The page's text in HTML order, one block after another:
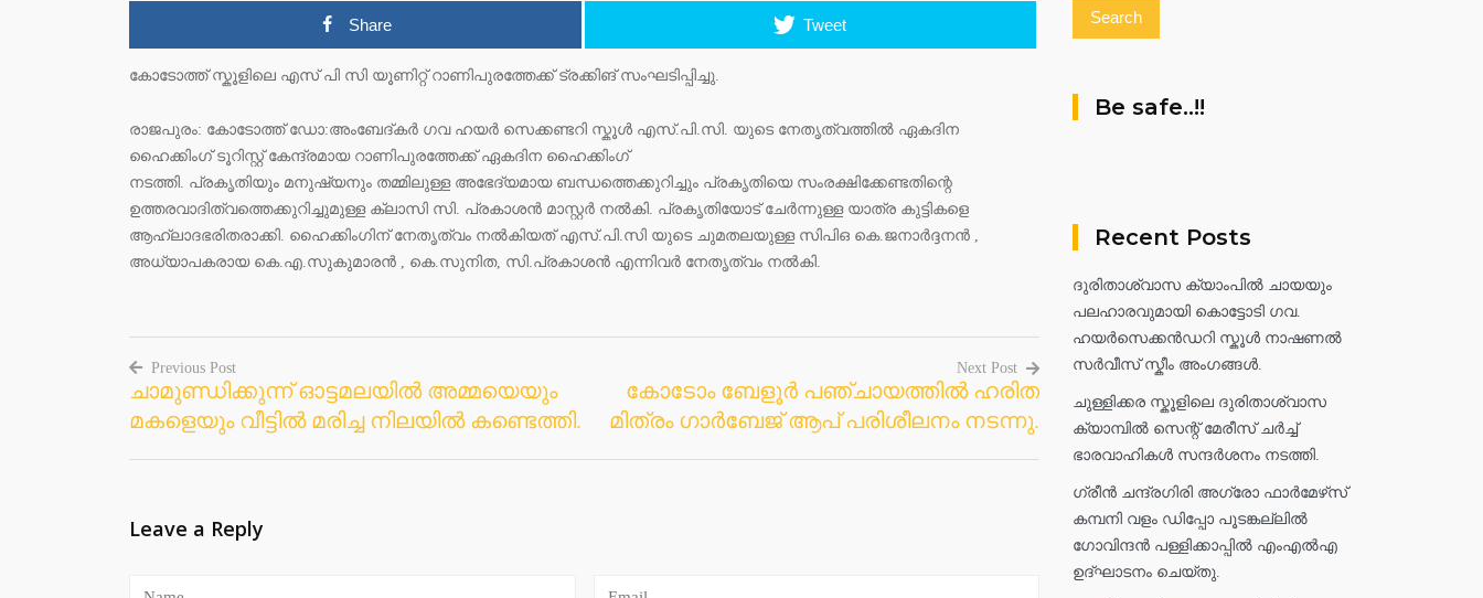
Share Tweet
കോടോത്ത് സ്കൂളിലെ എസ് പി സി യൂണിറ്റ് റാണിപുരത്തേക്ക് ട്രക്കിങ് സംഘടിപ്പിച്ചു.
രാജപുരം: കോടോത്ത് ഡോ:അംബേദ്കർ ഗവ ഹയർ സെക്കണ്ടറി സ്കൂൾ എസ്.പി.സി. യുടെ നേതൃത്വത്തിൽ ഏകദിന
ഹൈക്കിംഗ് ടൂറിസ്റ്റ് കേന്ദ്രമായ റാണിപുരത്തേക്ക് ഏകദിന ഹൈക്കിംഗ്
നടത്തി. പ്രകൃതിയും മനുഷ്യനും തമ്മിലുള്ള അഭേദ്യമായ ബന്ധത്തെക്കുറിച്ചും പ്രകൃതിയെ സംരക്ഷിക്കേണ്ടതിന്റെ
ഉത്തരവാദിത്വത്തെക്കുറിച്ചുമുള്ള ക്ലാസി സി. പ്രകാശൻ മാസ്റ്റർ നൽകി. പ്രകൃതിയോട് ചേർന്നുള്ള യാത്ര കുട്ടികളെ
ആഹ്ലാദഭരിതരാക്കി. ഹൈക്കിംഗിന് നേതൃത്വം നൽകിയത് എസ്.പി.സി യുടെ ചുമതലയുള്ള സിപിഒ കെ.ജനാർദ്ദനൻ ,
അധ്യാപകരായ കെ.എ.സുകുമാരൻ , കെ.സുനിത, സി.പ്രകാശൻ എന്നിവർ നേതൃത്വം നൽകി.
Post
navigation
Previous Post
ചാമുണ്ഡിക്കുന്ന് ഓട്ടമലയില്‍ അമ്മയെയും
മകളെയും വീട്ടില്‍ മരിച്ച നിലയില്‍ കണ്ടെത്തി.
Next Post
കോടോം ബേളൂർ പഞ്ചായത്തിൽ ഹരിത
മിത്രം ഗാർബേജ് ആപ് പരിശീലനം നടന്നു.
Leave a Reply
Be safe..!!
Recent Posts
ദുരിതാശ്വാസ ക്യാംപിൽ ചായയും
പലഹാരവുമായി കൊട്ടോടി ഗവ.
ഹയർസെക്കൻഡറി സ്കൂൾ നാഷണൽ
സർവീസ് സ്കീം അംഗങ്ങൾ.
ചുള്ളിക്കര സ്കൂളിലെ ദുരിതാശ്വാസ
ക്യാമ്പിൽ സെന്റ് മേരീസ് ചർച്ച്
ഭാരവാഹികൾ സന്ദർശനം നടത്തി.
ഗ്രീൻ ചന്ദ്രഗിരി അഗ്രോ ഫാർമേഴ്‌സ്
കമ്പനി വളം ഡിപ്പോ പൂടങ്കല്ലിൽ
ഗോവിന്ദൻ പള്ളിക്കാപ്പിൽ എംഎൽഎ
ഉദ്ഘാടനം ചെയ്തു.